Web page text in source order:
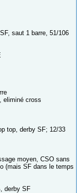
saut 1 barre, 51/106
eliminé cross
top, derby SF; 12/33
moyen, CSO sans
(mais SF dans le temps
derby SF